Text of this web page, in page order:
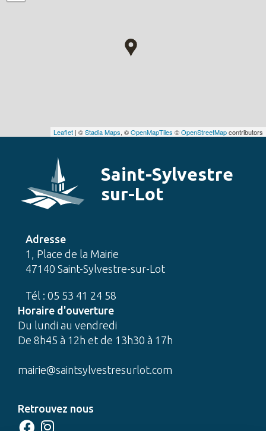
Saint-Sylvestre
sur-Lot
Adresse
1, Place de la Mairie
47140 Saint-Sylvestre-sur-Lot
Tél : 05 53 41 24 58
Horaire d'ouverture
Du lundi au vendredi
De 8h45 à 12h et de 13h30 à 17h
mairie@saintsylvestresurlot.com
Retrouvez nous
Leaflet | ©Stadia Maps, ©OpenMapTiles ©OpenStreetMapcontributors